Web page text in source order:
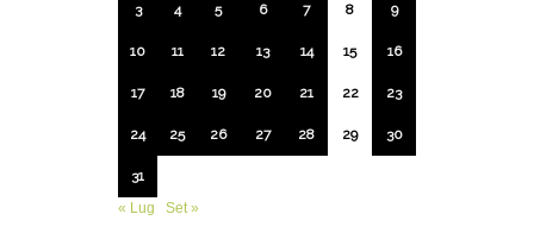
3 4 5 6 7 8 9
10 11 12 13 14 15 16
17 18 19 20 21 22 23
24 25 26 27 28 29 30
31
« Lug
Set »